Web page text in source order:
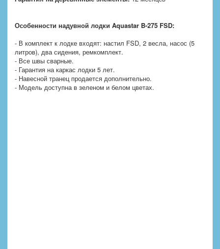
Особенности надувной лодки Aquastar B-275 FSD:
- В комплект к лодке входят: настил FSD, 2 весла, насос (5
литров), два сидения, ремкомплект.
- Все швы сварные.
- Гарантия на каркас лодки 5 лет.
- Навесной транец продается дополнительно.
- Модель доступна в зеленом и белом цветах.